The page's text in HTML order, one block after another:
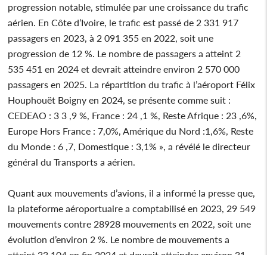
progression notable, stimulée par une croissance du trafic
aérien. En Côte d’Ivoire, le trafic est passé de 2 331 917
passagers en 2023, à 2 091 355 en 2022, soit une
progression de 12 %. Le nombre de passagers a atteint 2
535 451 en 2024 et devrait atteindre environ 2 570 000
passagers en 2025. La répartition du trafic à l’aéroport Félix
Houphouët Boigny en 2024, se présente comme suit :
CEDEAO : 3 3 ,9 %, France : 24 ,1 %, Reste Afrique : 23 ,6%,
Europe Hors France : 7,0%, Amérique du Nord :1,6%, Reste
du Monde : 6 ,7, Domestique : 3,1% », a révélé le directeur
général du Transports a aérien.
Quant aux mouvements d’avions, il a informé la presse que,
la plateforme aéroportuaire a comptabilisé en 2023, 29 549
mouvements contre 28928 mouvements en 2022, soit une
évolution d’environ 2 %. Le nombre de mouvements a